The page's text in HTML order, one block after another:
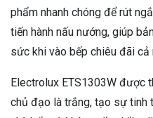
phẩm nhanh chóng để rút
tiến hành nấu nướng, giúp
sức khi vào bếp chiêu đãi cả
Electrolux ETS1303W được
chủ đạo là trắng, tạo sự tinh